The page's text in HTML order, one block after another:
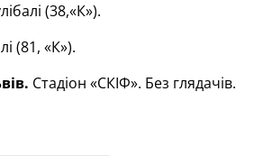
(38,«К»).
(81, «К»).
Стадіон «СКІФ». Без глядачів.